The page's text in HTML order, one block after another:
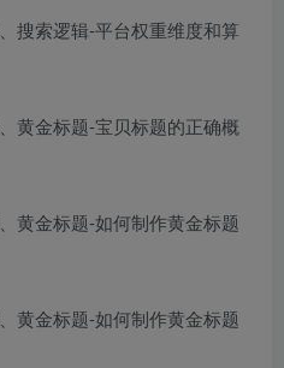
搜索逻辑-平台权重维度和算
黄金标题-宝贝标题的正确概
黄金标题-如何制作黄金标题
黄金标题-如何制作黄金标题